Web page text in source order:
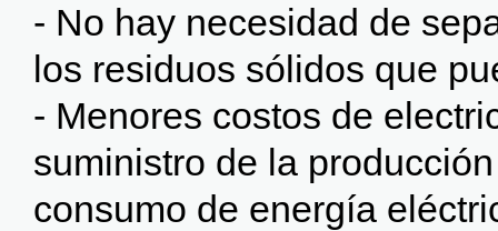
- No hay necesidad de
los residuos sólidos que
- Menores costos de
suministro de la
consumo de energía